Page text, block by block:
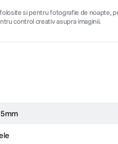
si pentru fotografie de noapte,
control creativ asupra imaginii.